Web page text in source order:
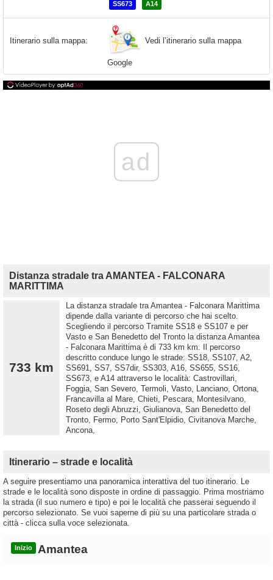
SS673 A14
Itinerario sulla mappa: Vedi l’itinerario sulla mappa
Google
ad
Distanza stradale tra AMANTEA - FALCONARA
MARITTIMA
733 km
La distanza stradale tra Amantea - Falconara Marittima
dipende dalla variante di percorso che hai scelto.
Scegliendo il percorso Tramite SS18 e SS107 e per
Vasto e San Benedetto del Tronto la distanza Amantea
- Falconara Marittima è di 733 km km. Il percorso
descritto conduce lungo le strade: SS18, SS107, A2,
SS691, SS7, SS7dir, SS303, A16, SS655, SS16,
SS673, e A14 attraverso le località: Castrovillari,
Foggia, San Severo, Termoli, Vasto, Lanciano, Ortona,
Francavilla al Mare, Chieti, Pescara, Montesilvano,
Roseto degli Abruzzi, Giulianova, San Benedetto del
Tronto, Fermo, Porto Sant'Elpidio, Civitanova Marche,
Ancona,
Itinerario – strade e località
A seguire presentiamo una panoramica interattiva del tuo itinerario. Le
strade e le località sono disposte in ordine di passaggio. Prima mostriamo
la strada (il suo numero e tipo) e poi le località che passerai seguendo il
percorso selezionato. Se vuoi saperne di più su una particolare strada o
città - clicca sulla voce selezionata.
Inizio Amantea